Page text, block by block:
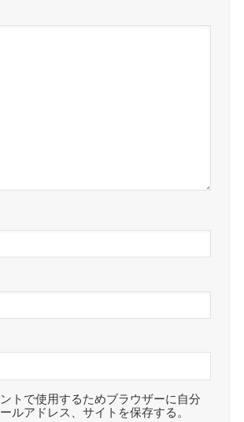
トで使用するためブラウザーに自分
ルアドレス、サイトを保存する。